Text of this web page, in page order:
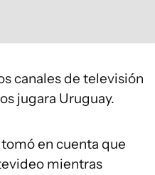
canales de televisión
jugara Uruguay.
en cuenta que
mientras